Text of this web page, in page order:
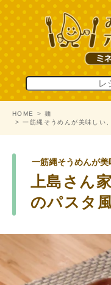
HOME
麺
一筋縄そうめんが美味しい
一筋縄そうめんが美
上島さん
のパスタ